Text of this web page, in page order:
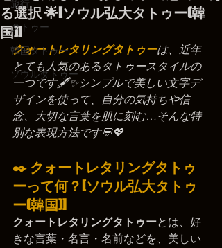
旅行
タトゥー
韓国タトゥー
ソウルタトゥー
る選択 🌟[ソウル弘大タトゥー(韓
国)]
クォートレタリングタトゥーは、近年
とても人気のあるタトゥースタイルの
一つです🖋️✨シンプルで美しい文字デ
ザインを使って、自分の気持ちや信
念、大切な言葉を肌に刻む…そんな特
別な表現方法です💬💖
✒️ クォートレタリングタトゥ
ーって何？[ソウル弘大タトゥ
ー(韓国)]
クォートレタリングタトゥーとは、好
きな言葉・名言・名前などを、美しい